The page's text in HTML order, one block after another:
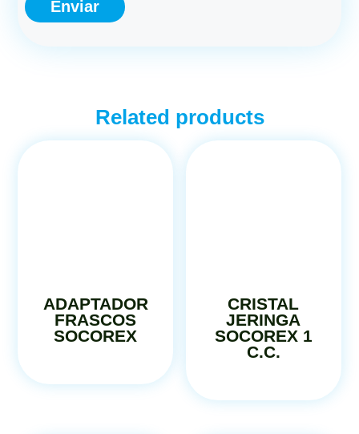
Related products
ADAPTADOR
FRASCOS
SOCOREX
CRISTAL
JERINGA
SOCOREX 1
C.C.